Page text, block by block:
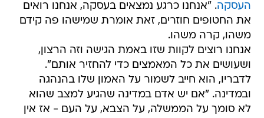
העסקה. "אנחנו כרגע נמצאים בעסקה, אנחנו רואים
את החטופים חוזרים, זאת אומרת שמישהו פה קידם
משהו, קרה משהו.
אנחנו רוצים לקוות שזו באמת הגישה וזה הרצון,
ושעושים את כל המאמצים כדי להחזיר אותם".
לדבריו, הוא חייב לשמור על האמון שלו בהנהגה
ובמדינה. "אם יש אדם במדינה שהגיע למצב שהוא
לא סומך על הממשלה, על הצבא, על העם - אז אין